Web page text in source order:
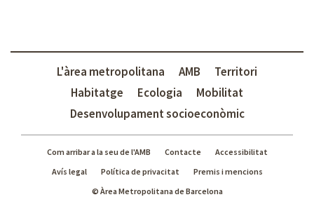
L'àrea metropolitana AMB
Territori
Habitatge
Ecologia
Mobilitat
Desenvolupament socioeconòmic
Com arribar a la seu de l'AMB Contacte
Accessibilitat
Avís legal
Política de privacitat
Premis i mencions
© Àrea Metropolitana de Barcelona